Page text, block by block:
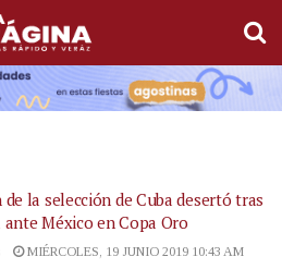
la selección de Cuba desertó tras
México en Copa Oro
MIÉRCOLES, 19 JUNIO 2019 10:43 AM